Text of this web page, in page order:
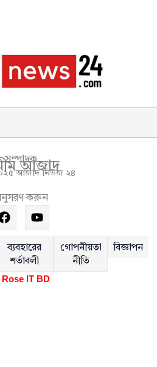
সম্পাদকআজাদ
আজাদ নিউজ ২৪
করুন
F
a
c
e
b
o
o
Y
o
u
t
u
b
e
ব্যবহারের
শর্তাবলী
গোপনীয়তা
নীতি
বিজ্ঞাপন
Rose IT BD